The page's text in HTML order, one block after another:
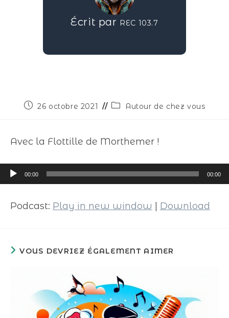
Écrit par REC 103.7
26 octobre 2021 Autour de chez vous
Avec la Flottille de Morthemer !
Lecteur
audio
00:00 00:00
Podcast: Play in new window Download
VOUS DEVRIEZ ÉGALEMENT AIMER